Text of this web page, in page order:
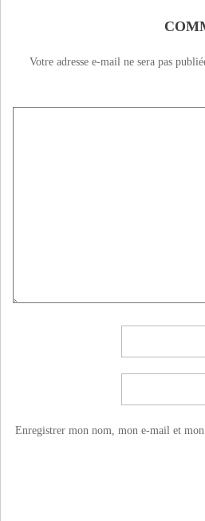
Votre adresse e-mail ne sera pas
Enregistrer mon nom, mon e-mail et